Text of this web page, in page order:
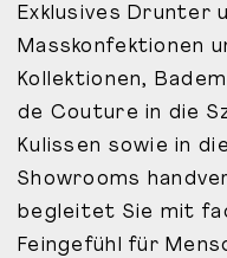
Exklusives Drunter
Masskonfektionen
Kollektionen,
de Couture in die
Kulissen sowie in
Showrooms
begleitet Sie mit
Feingefühl für